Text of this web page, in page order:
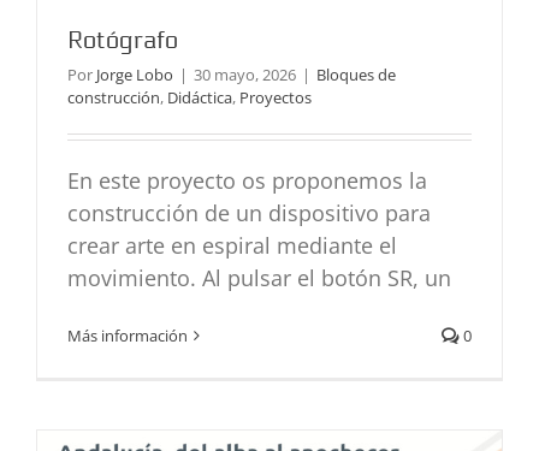
Rotógrafo
Por Jorge Lobo | 30 mayo, 2026 | Bloques de
construcción, Didáctica, Proyectos
En este proyecto os proponemos la
construcción de un dispositivo para
crear arte en espiral mediante el
movimiento. Al pulsar el botón SR, un
Más información 0
nuevo REA en la sección